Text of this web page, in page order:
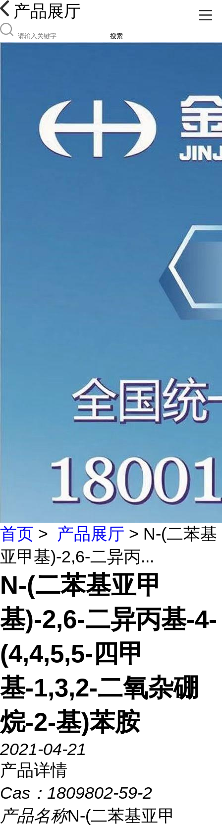
产品展厅
搜索
首页 > 产品展厅 > N-(二苯基
亚甲基)-2,6-二异丙...
N-(二苯基亚甲
基)-2,6-二异丙基-4-
(4,4,5,5-四甲
基-1,3,2-二氧杂硼
烷-2-基)苯胺
2021-04-21
产品详情
Cas： 1809802-59-2
产品名称N-(二苯基亚甲